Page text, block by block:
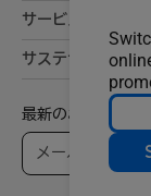
サービス
サステナビリティ
最新のお得情報な